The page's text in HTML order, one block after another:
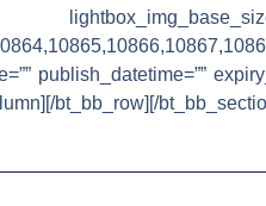
publish_datetime=””
bt_bb_row][/